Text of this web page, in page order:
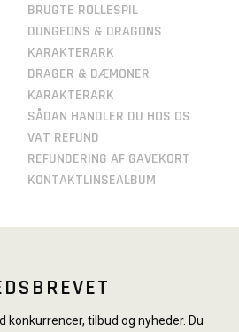
BRUGTE ROLLESPIL
DUNGEONS & DRAGONS
KARAKTERARK
DRAGER & DÆMONER
KARAKTERARK
SÅDAN HANDLER DU HOS OS
VAT REFUND
REFUNDERING AF GAVEKORT
KONTAKTLINSEALBUM
tilbud og nyheder. Du